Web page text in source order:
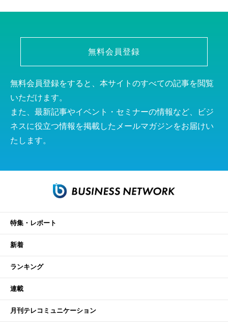
無料会員登録
無料会員登録をすると、本サイトのすべての記事を閲覧
いただけます。
また、最新記事やイベント・セミナーの情報など、ビジ
ネスに役立つ情報を掲載したメールマガジンをお届けい
たします。
特集・レポート
新着
ランキング
連載
月刊テレコミュニケーション